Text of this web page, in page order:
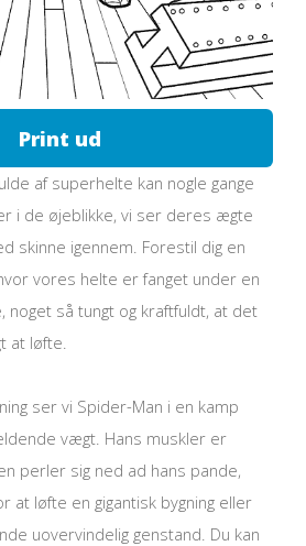
Print ud
af superhelte kan nogle gange
i de øjeblikke, vi ser deres ægte
skinne igennem. Forestil dig en
vores helte er fanget under en
så tungt og kraftfuldt, at det
at løfte.
ser vi Spider-Man i en kamp
vægt. Hans muskler er
perler sig ned ad hans pande,
at løfte en gigantisk bygning eller
uovervindelig genstand. Du kan